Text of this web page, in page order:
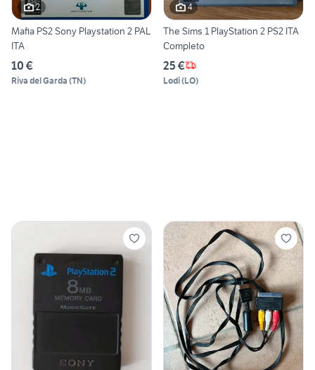
2
Mafia PS2 Sony Playstation 2 PAL
ITA
10 €
Riva del Garda (TN)
4
The Sims 1 PlayStation 2 PS2 ITA
Completo
25 €
Lodi(LO)